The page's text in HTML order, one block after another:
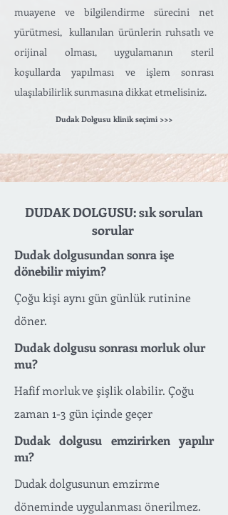
muayene ve bilgilendirme sürecini net
yürütmesi, kullanılan ürünlerin ruhsatlı ve
orijinal olması, uygulamanın steril
koşullarda yapılması ve işlem sonrası
ulaşılabilirlik sunmasına dikkat etmelisiniz.
Dudak Dolgusu klinik seçimi >>>
DUDAK DOLGUSU: sık sorulan
sorular
Dudak dolgusundan sonra işe
dönebilir miyim?
Çoğu kişi aynı gün günlük rutinine
döner.
Dudak dolgusu sonrası morluk olur
mu?
Hafif morluk ve şişlik olabilir. Çoğu
zaman 1-3 gün içinde geçer
Dudak dolgusu emzirirken yapılır
mı?
Dudak dolgusunun emzirme
döneminde uygulanması önerilmez.